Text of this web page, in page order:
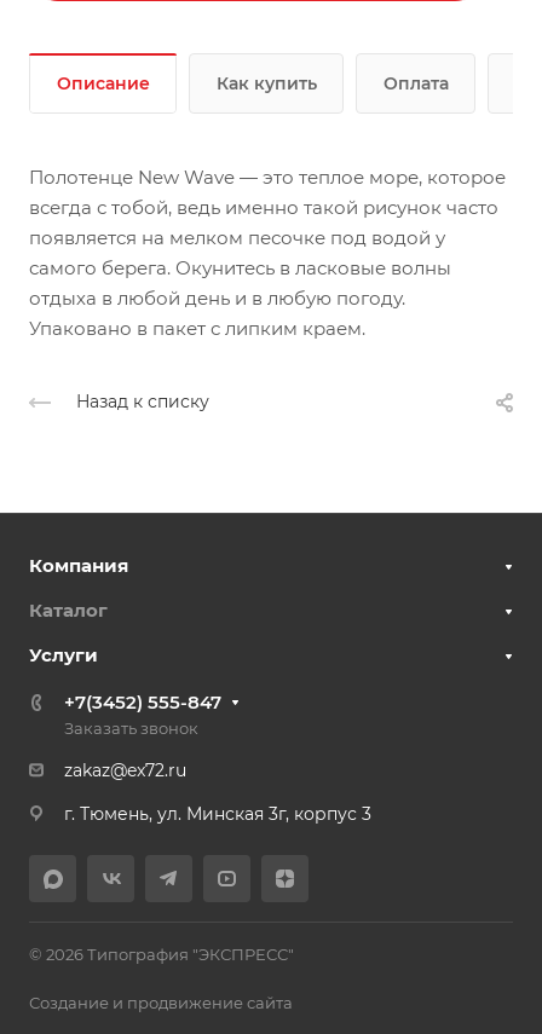
Описание Как купить Оплата
Полотенце New Wave — это теплое море, которое
всегда с тобой, ведь именно такой рисунок часто
появляется на мелком песочке под водой у
самого берега. Окунитесь в ласковые волны
отдыха в любой день и в любую погоду.
Упаковано в пакет с липким краем.
Назад к списку
Компания
Каталог
Услуги
+7(3452) 555-847
Заказать звонок
zakaz@ex72.ru
г. Тюмень, ул. Минская 3г, корпус 3
© 2026 Типография "ЭКСПРЕСС"
Создание и продвижение сайта